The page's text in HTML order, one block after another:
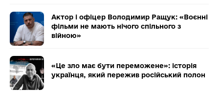
Актор і офіцер Володимир Ращук: «Воєнні
фільми не мають нічого спільного з
війною»
«Це зло має бути переможене»: історія
українця, який пережив російський полон